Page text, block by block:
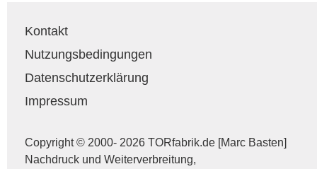
Kontakt
Nutzungsbedingungen
Datenschutzerklärung
Impressum
Copyright © 2000- 2026 TORfabrik.de [Marc Basten]
Nachdruck und Weiterverbreitung,